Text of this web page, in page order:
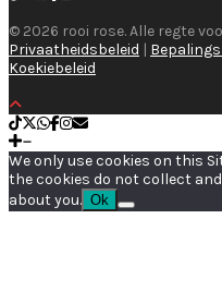
© 2026 rooi rose. Alle regte
Privaatheidsbeleid |
Koekiebeleid
We only use cookies on this
the cookies do not collect
about you. Ok